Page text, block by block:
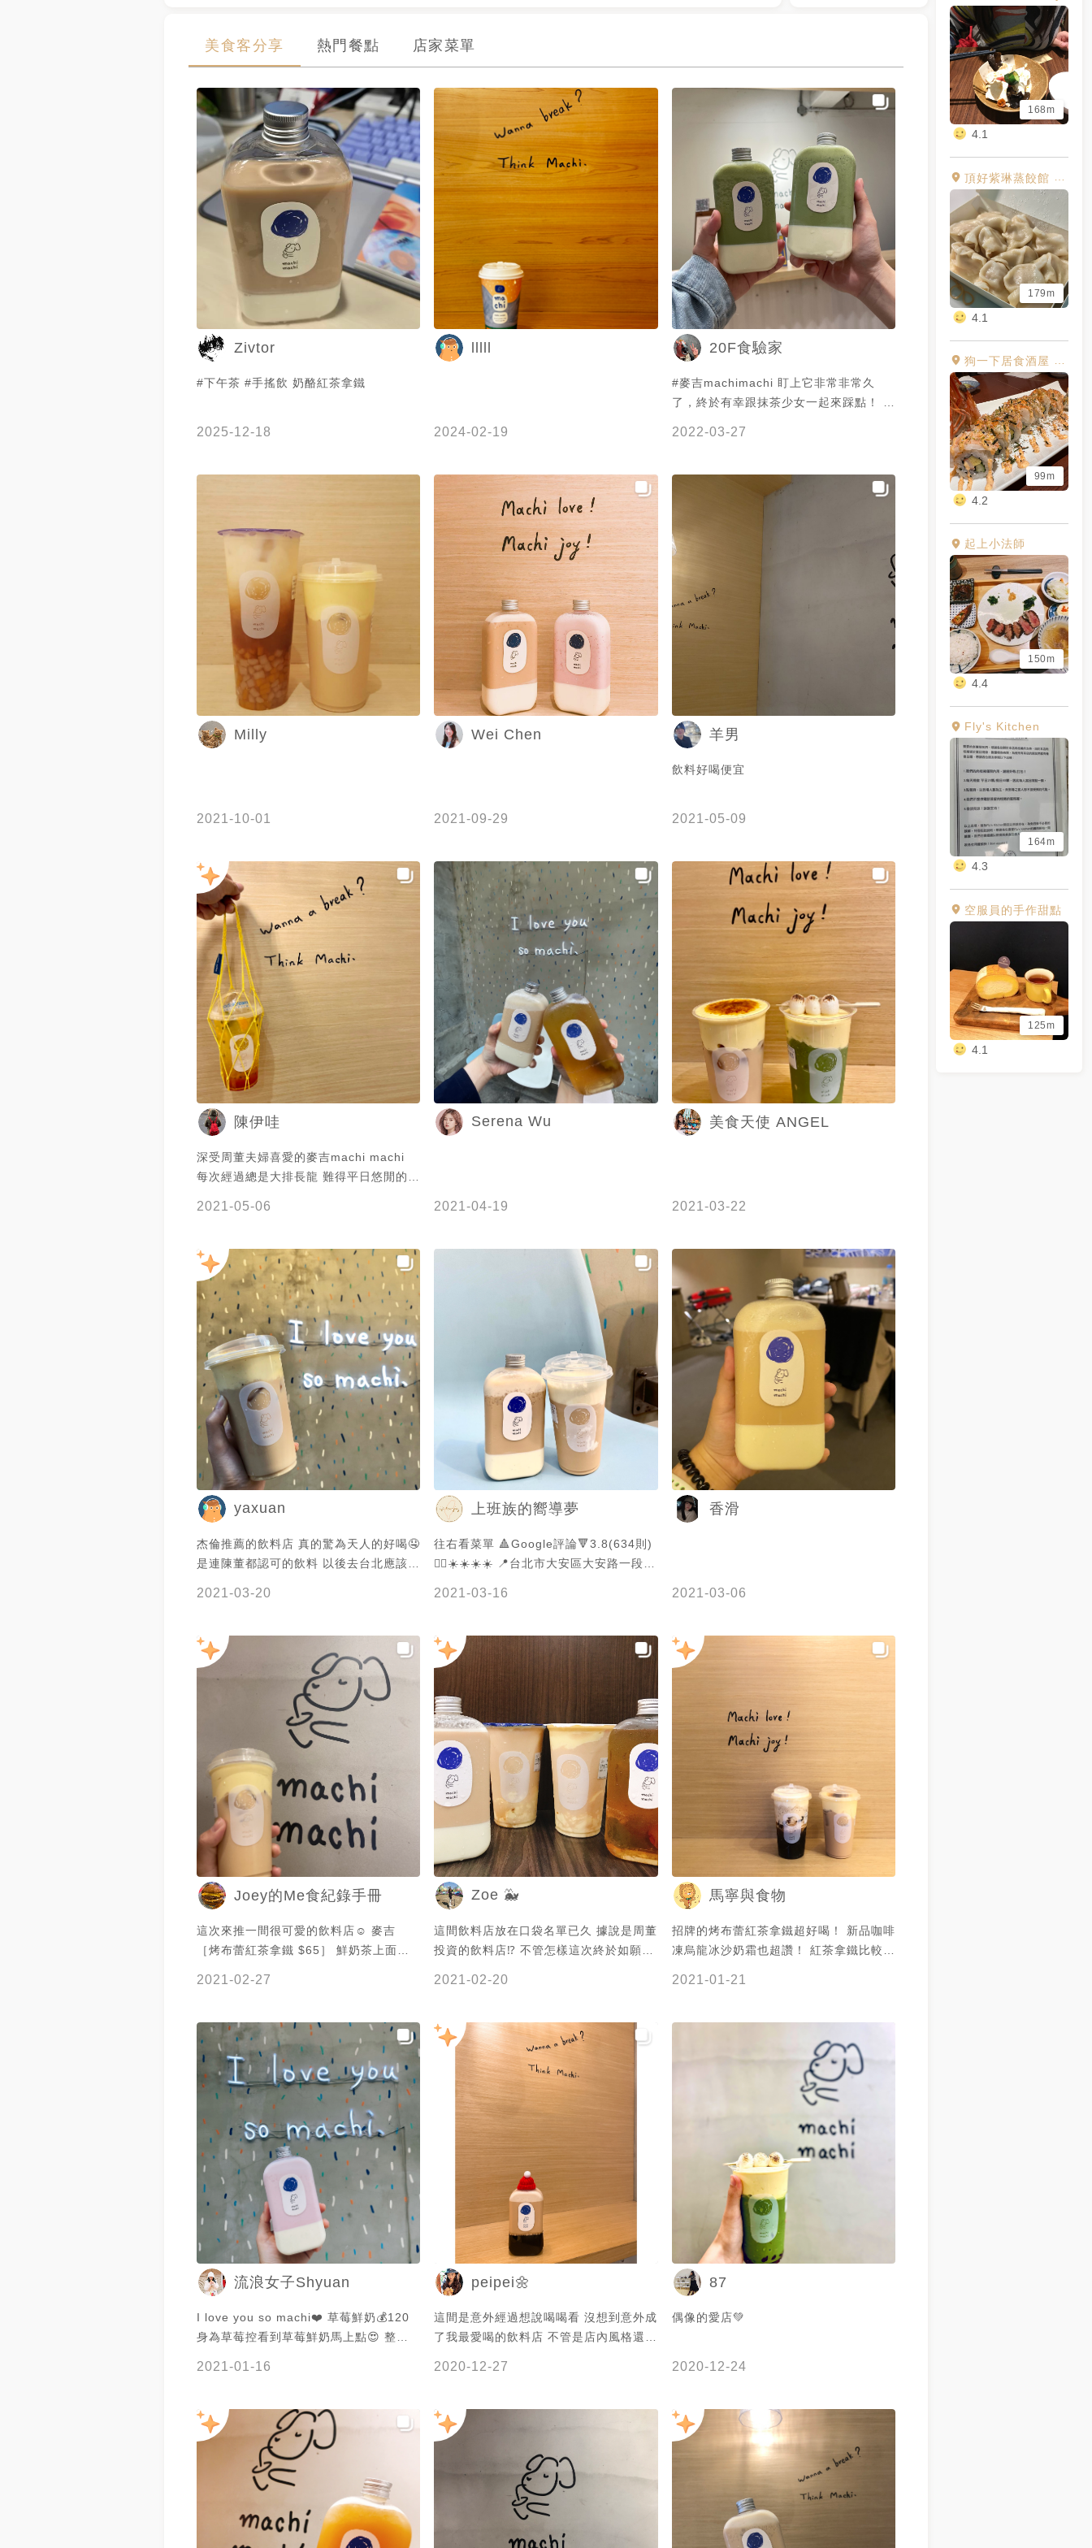
168m
4.1
頂好紫琳蒸餃館 Zi Lin Steamed Dumpling
179m
4.1
狗一下居食酒屋 忠孝店
99m
4.2
起上小法師
150m
4.4
Fly's Kitchen
164m
4.3
空服員的手作甜點
125m
4.1
美食客分享 熱門餐點 店家菜單
Zivtor
#下午茶 #手搖飲 奶酪紅茶拿鐵
2025-12-18
lllll
2024-02-19
20F食驗家
#麥吉machimachi 盯上它非常非常久
了，終於有幸跟抹茶少女一起來踩點！ 一
重美感呈現的新時代飲料店，相當不簡單
但的確是很有趣啦，敢在越來越多品牌出
🍵奶酪靜岡抹茶拿鐵 冰塊固定，選喝無
糖 抹茶跟牛奶融合得相當好，口感偏厚實
(which means會飽)，有點不確定嘴巴到
底是覺得粉感偏重還是幾乎沒有我好
confused 奶酪口感也很討喜，綿密軟嫩
飽，但還是覺得我是盤子囧 這樣賣我
120$ 我應該是不會再回購，我還寧願買
快樂我是有完整的在裡面滾三百圈才離開
巷子右轉 ｜另有西門分店 ｜僅接受現金
2022-03-27
Milly
2021-10-01
Wei Chen
2021-09-29
羊男
飲料好喝便宜
2021-05-09
陳伊哇
深受周董夫婦喜愛的麥吉machi machi
每次經過總是大排長龍 難得平日悠閒的午
荷包君了🤣 進來後才發現原來 #麥吉 與
澳洲有機糖漿品牌Soda Press推出了聯
名氣泡飲品 #熱帶狂想氣泡飲 $65 搭配
Soda Press有機葡萄柚糖漿與百香果汁
做為基底 除了吃的到百香果粒外 另外也
加了檸檬和金桔 並使用sodastream的氣
泡水碰撞出曼妙滋味 酸酸甜甜的微氣泡口
感喝起來很舒服 而且美美的漸層感光看就
讓人感覺沁涼消暑 現場拍照打卡分享還可
以獲得 #環保提網袋 立馬把手機掏出來拍
個十張八張就為了得到提袋🤳 只能說麥吉
真的太懂浪漫少女心🥰
2021-05-06
Serena Wu
2021-04-19
美食天使 ANGEL
2021-03-22
yaxuan
杰倫推薦的飲料店 真的驚為天人的好喝🤤
是連陳董都認可的飲料 以後去台北應該會
2021-03-20
上班族的嚮導夢
往右看菜單 🔺Google評論🔻3.8(634則)
✍🏻☀️☀️☀️☀️ 📍台北市大安區大安路一段
蓋紅茶拿鐵(半糖去冰)💰70 店家在瓶內先
沾一下芝士 再加入紅茶拿鐵 有種奶茶天
空中☁️的感覺 視覺效果很美 芝士奶蓋味
道很濃郁調配得很好 🥤奶酪紅茶拿鐵(半
糖去冰)💰85 奶酪紅茶拿鐵新奇也很好喝
建議攪散一些比較好喝 也較能細細品嚐奶
酪的味道 💬 飲料偏貴 拍照很美有創意
飲料的視覺感受也很讚👍🏻 #popdaily
#popyummy #popyummy台北 #menu
#menu台灣 #menu台北#googlemaps
#letsguide #taiwan #taiwanfood
#taipeicity #taipeifood #popdaily
#popyummy #popyummy台北 #menu
#menu台灣 #menu台北 #台灣美食 #台
#芝士 #芝士奶蓋 #紅茶拿鐵 #奶酪 #麥吉
#台北飲料 #忠孝敦化 #忠孝敦化美食
#guide忠孝敦化站
2021-03-16
香滑
2021-03-06
Joey的Me食紀錄手冊
這次來推一間很可愛的飲料店☺️ 麥吉
［烤布蕾紅茶拿鐵 $65］ 鮮奶茶上面的
糖部分 之後布蕾和底下奶茶混合就像喝布
丁奶茶一樣 但是布蕾的口感更軟嫩綿密
超好喝的啦～ 推薦大家來這邊一定要試試
看這杯烤布蕾紅茶拿鐵 算是獨家創新又好
喝的手搖👍
2021-02-27
Zoe 🐳
這間飲料店放在口袋名單已久 據說是周董
投資的飲料店⁉️ 不管怎樣這次終於如願喝
2021-02-20
馬寧與食物
招牌的烤布蕾紅茶拿鐵超好喝！ 新品咖啡
凍烏龍冰沙奶霜也超讚！ 紅茶拿鐵比較不
2021-01-21
流浪女子Shyuan
I love you so machi❤️ 草莓鮮奶💰120
身為草莓控看到草莓鮮奶馬上點😍 整體
喝😂
2021-01-16
peipei🌼
這間是意外經過想說喝喝看 沒想到意外成
了我最愛喝的飲料店 不管是店內風格還是
給☀️☀️☀️☀️☀️
2020-12-27
87
偶像的愛店💚
2020-12-24